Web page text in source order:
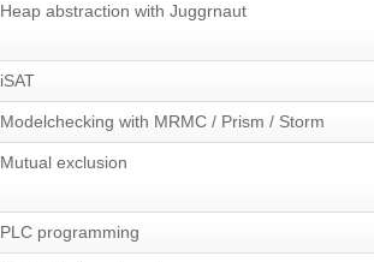
Heap abstraction with Juggrnaut
iSAT
Modelchecking with MRMC / Prism / Storm
Mutual exclusion
PLC programming